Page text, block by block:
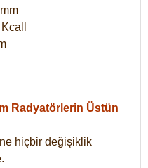
Radyatörlerin Üstün
hiçbir değişiklik